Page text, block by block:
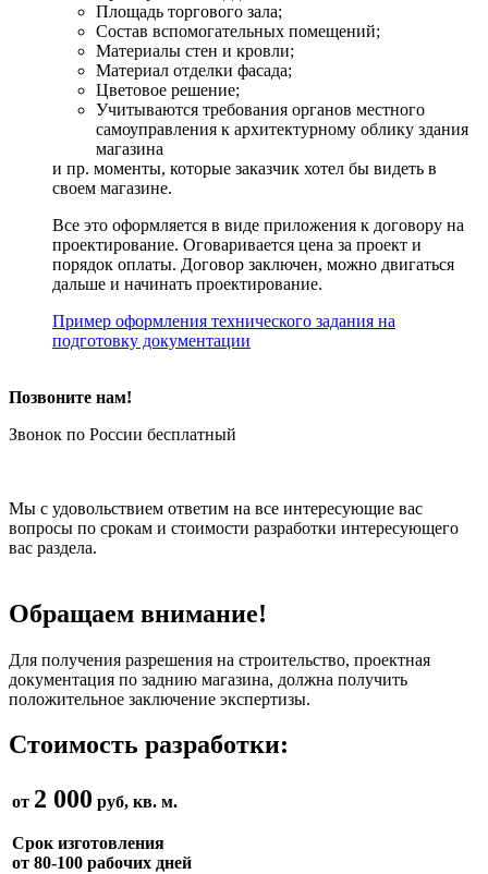
Площадь торгового зала;
Состав вспомогательных помещений;
Материалы стен и кровли;
Материал отделки фасада;
Цветовое решение;
Учитываются требования органов местного
самоуправления к архитектурному облику здания
магазина
и пр. моменты, которые заказчик хотел бы видеть в
своем магазине.
Все это оформляется в виде приложения к договору на
проектирование. Оговаривается цена за проект и
порядок оплаты. Договор заключен, можно двигаться
дальше и начинать проектирование.
Пример оформления технического задания на
подготовку документации
Позвоните нам!
Звонок по России бесплатный
Мы с удовольствием ответим на все интересующие вас
вопросы по срокам и стоимости разработки интересующего
вас раздела.
Обращаем внимание!
Для получения разрешения на строительство, проектная
документация по заднию магазина, должна получить
положительное заключение экспертизы.
Стоимость разработки:
от 2 000 руб, кв. м.
Срок изготовления
от 80-100 рабочих дней